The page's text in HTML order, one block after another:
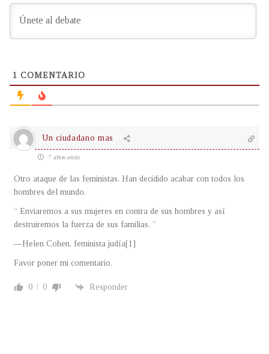
1 COMENTARIO
Un ciudadano mas
7 años atrás
Otro ataque de las feministas. Han decidido acabar con todos los
hombres del mundo.
“ Enviaremos a sus mujeres en contra de sus hombres y así
destruiremos la fuerza de sus familias. ”
—Helen Cohen, feminista judía[1]
Favor poner mi comentario.
0 0 Responder